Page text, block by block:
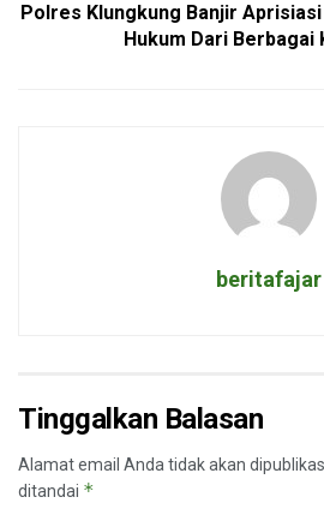
Polres Klungkung Banjir
Hukum Dari Berbagai
beritafajar
Tinggalkan Balasan
Alamat email Anda tidak akan
ditandai *